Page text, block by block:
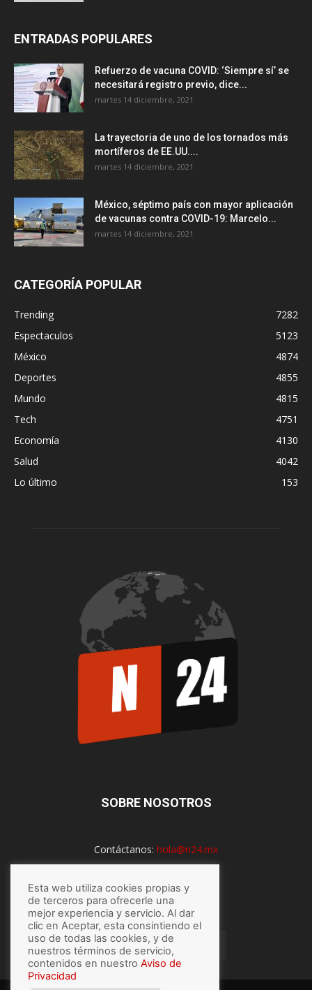
ENTRADAS POPULARES
Refuerzo de vacuna COVID: ‘Siempre sí’ se
necesitará registro previo, dice...
martes 14 diciembre, 2021
La trayectoria de uno de los tornados más
mortíferos de EE.UU....
martes 14 diciembre, 2021
México, séptimo país con mayor aplicación
de vacunas contra COVID-19: Marcelo...
martes 14 diciembre, 2021
CATEGORÍA POPULAR
Trending
7282
Espectaculos
5123
México
4874
Deportes
4855
Mundo
4815
Tech
4751
Economía
4130
Salud
4042
Lo último
153
SOBRE NOSOTROS
Contáctanos: hola@n24.mx
SÍGUENOS
Esta web utiliza cookies propias y
de terceros para ofrecerle una
mejor experiencia y servicio. Al dar
clic en Aceptar, esta consintiendo el
uso de todas las cookies, y de
nuestros términos de servicio,
contenidos en nuestro Aviso de
Privacidad